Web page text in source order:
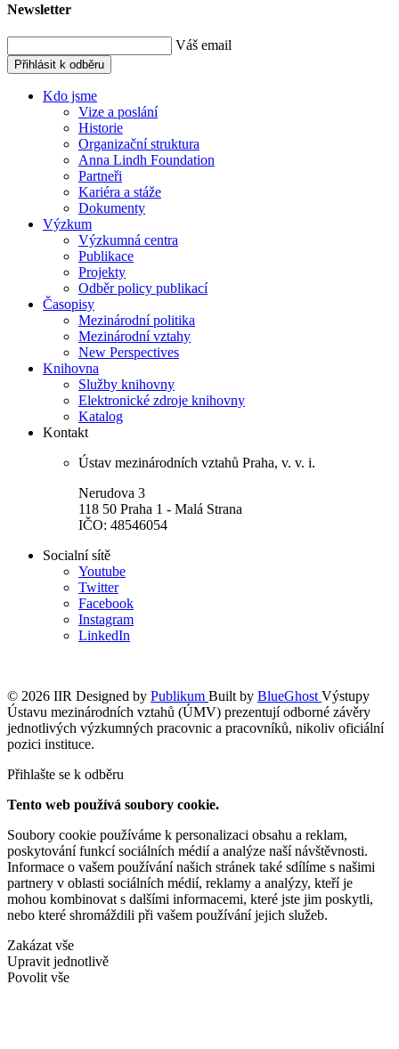
Newsletter
Váš email
Přihlásit k odběru
Kdo jsme
Vize a poslání
Historie
Organizační struktura
Anna Lindh Foundation
Partneři
Kariéra a stáže
Dokumenty
Výzkum
Výzkumná centra
Publikace
Projekty
Odběr policy publikací
Časopisy
Mezinárodní politika
Mezinárodní vztahy
New Perspectives
Knihovna
Služby knihovny
Elektronické zdroje knihovny
Katalog
Kontakt
Ústav mezinárodních vztahů Praha, v. v. i.
Nerudova 3
118 50 Praha 1 - Malá Strana
IČO: 48546054
Socialní sítě
Youtube
Twitter
Facebook
Instagram
LinkedIn
© 2026 IIR Designed by Publikum Built by BlueGhost Výstupy
Ústavu mezinárodních vztahů (ÚMV) prezentují odborné závěry
jednotlivých výzkumných pracovnic a pracovníků, nikoliv oficiální
pozici instituce.
Přihlašte se k odběru
Tento web používá soubory cookie.
Soubory cookie používáme k personalizaci obsahu a reklam,
poskytování funkcí sociálních médií a analýze naší návštěvnosti.
Informace o vašem používání našich stránek také sdílíme s našimi
partnery v oblasti sociálních médií, reklamy a analýzy, kteří je
mohou kombinovat s dalšími informacemi, které jste jim poskytli,
nebo které shromáždili při vašem používání jejich služeb.
Zakázat vše
Upravit jednotlivě
Povolit vše